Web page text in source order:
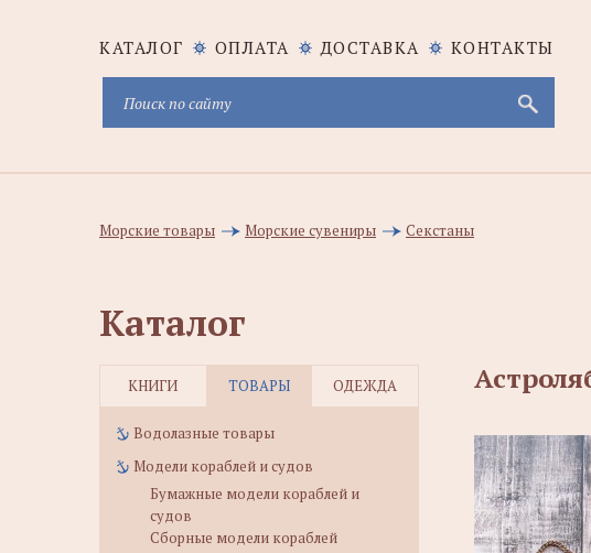
КАТАЛОГ ОПЛАТА ДОСТАВКА КОНТАКТЫ
Морские товары Морские сувениры Секстаны
Каталог
КНИГИ ТОВАРЫ ОДЕЖДА
Водолазные товары
Модели кораблей и судов
Бумажные модели кораблей и
судов
Сборные модели кораблей